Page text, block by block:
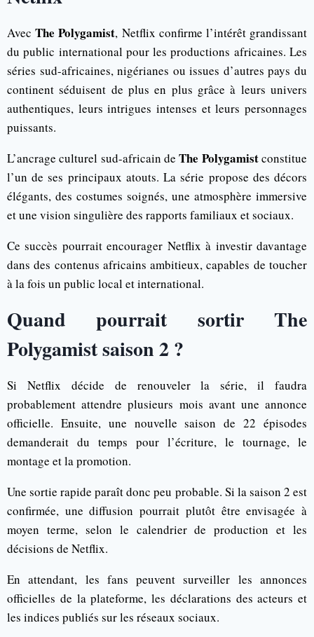
AvecThe Polygamist, Netflix confirme l’intérêt grandissant
du public international pour les productions africaines. Les
séries sud-africaines, nigérianes ou issues d’autres pays du
continent séduisent de plus en plus grâce à leurs univers
authentiques, leurs intrigues intenses et leurs personnages
puissants.
L’ancrage culturel sud-africain deThe Polygamistconstitue
l’un de ses principaux atouts. La série propose des décors
élégants, des costumes soignés, une atmosphère immersive
et une vision singulière des rapports familiaux et sociaux.
Ce succès pourrait encourager Netflix à investir davantage
dans des contenus africains ambitieux, capables de toucher
à la fois un public local et international.
Quand pourrait sortir The
Polygamist saison 2 ?
Si Netflix décide de renouveler la série, il faudra
probablement attendre plusieurs mois avant une annonce
officielle. Ensuite, une nouvelle saison de 22 épisodes
demanderait du temps pour l’écriture, le tournage, le
montage et la promotion.
Une sortie rapide paraît donc peu probable. Si la saison 2 est
confirmée, une diffusion pourrait plutôt être envisagée à
moyen terme, selon le calendrier de production et les
décisions de Netflix.
En attendant, les fans peuvent surveiller les annonces
officielles de la plateforme, les déclarations des acteurs et
les indices publiés sur les réseaux sociaux.